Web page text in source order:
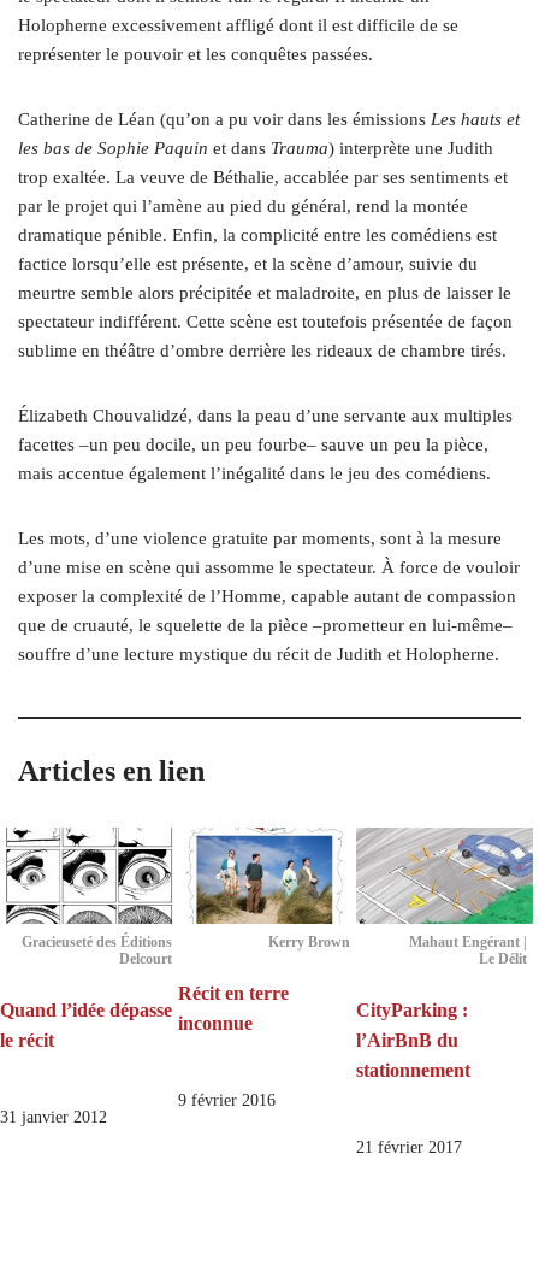
Holopherne excessivement affligé dont il est difficile de se
représenter le pouvoir et les conquêtes passées.
Catherine de Léan (qu’on a pu voir dans les émissions Les hauts et
les bas de Sophie Paquin et dans Trauma) interprète une Judith
trop exaltée. La veuve de Béthalie, accablée par ses sentiments et
par le projet qui l’amène au pied du général, rend la montée
dramatique pénible. Enfin, la complicité entre les comédiens est
factice lorsqu’elle est présente, et la scène d’amour, suivie du
meurtre semble alors précipitée et maladroite, en plus de laisser le
spectateur indifférent. Cette scène est toutefois présentée de façon
sublime en théâtre d’ombre derrière les rideaux de chambre tirés.
Élizabeth Chouvalidzé, dans la peau d’une servante aux multiples
facettes –un peu docile, un peu fourbe– sauve un peu la pièce,
mais accentue également l’inégalité dans le jeu des comédiens.
Les mots, d’une violence gratuite par moments, sont à la mesure
d’une mise en scène qui assomme le spectateur. À force de vouloir
exposer la complexité de l’Homme, capable autant de compassion
que de cruauté, le squelette de la pièce –prometteur en lui-même–
souffre d’une lecture mystique du récit de Judith et Holopherne.
Articles en lien
Gracieuseté des Éditions
Delcourt
Quand l’idée dépasse
le récit
31 janvier 2012
Kerry Brown
Récit en terre
inconnue
9 février 2016
Mahaut Engérant |
Le Délit
CityParking :
l’AirBnB du
stationnement
21 février 2017